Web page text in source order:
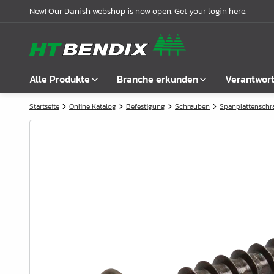
New! Our Danish webshop is now open. Get your login here.
Alle Produkte
Alle anzeigen
Branche erkunden
Möbelindustrie
Über uns
Startseite Online Katalog Befestigung Schrauben